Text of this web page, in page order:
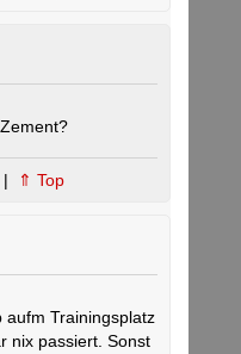
| ⇑ Top
aufm Trainingsplatz
nix passiert. Sonst